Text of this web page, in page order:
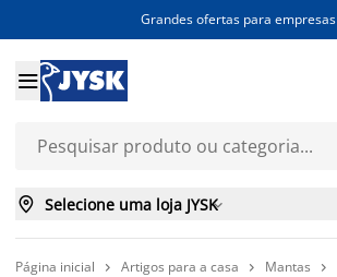
Grandes ofertas para empresas

 Selecione uma loja JYSK
Página inicial  Artigos para a casa  Mantas 